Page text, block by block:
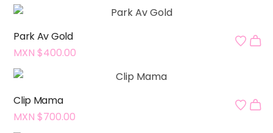
Park Av Gold
MXN $400.00
Clip Mama
MXN $700.00